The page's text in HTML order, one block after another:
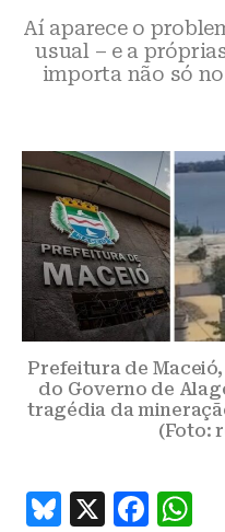
Aí aparece o
usual – e a
importa não só
Prefeitura de
do Governo de
tragédia da
(Foto:
B
X
F